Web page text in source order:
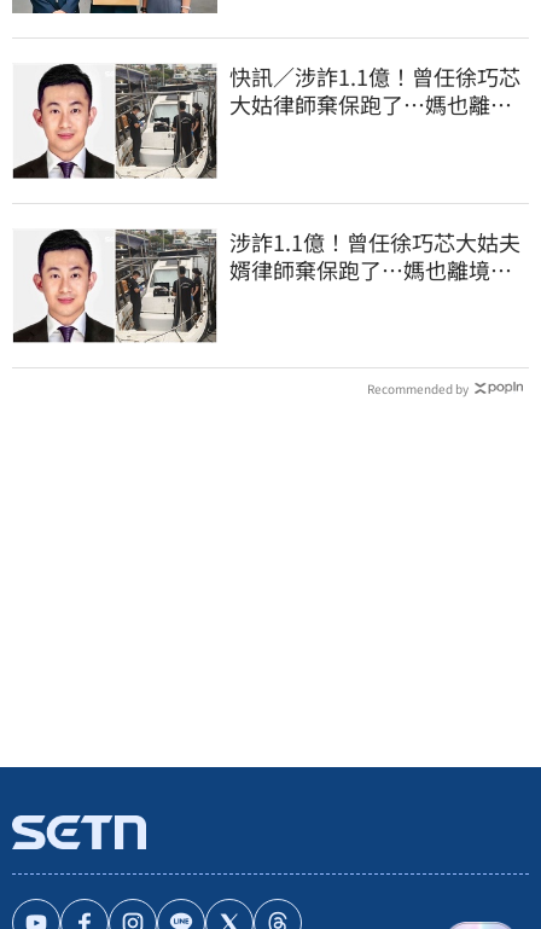
快訊／涉詐1.1億！曾任徐巧芯
大姑律師棄保跑了…媽也離
涉詐1.1億！曾任徐巧芯大姑夫
婿律師棄保跑了…媽也離境
Recommended by